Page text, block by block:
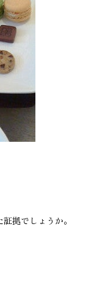
拠でしょうか。